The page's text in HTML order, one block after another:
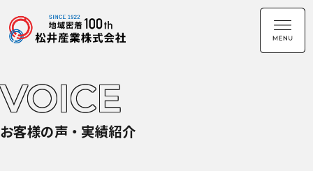
VOICE
お客様の声・実績紹介